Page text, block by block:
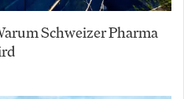
Schweizer Pharma